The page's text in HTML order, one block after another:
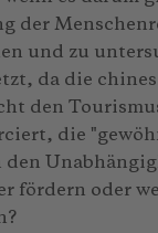
der
und zu
da die
den
die
den
fördern oder